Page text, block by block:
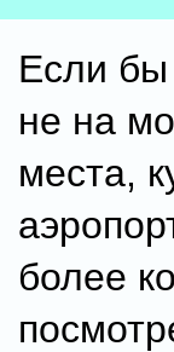
Если
не на
места,
более